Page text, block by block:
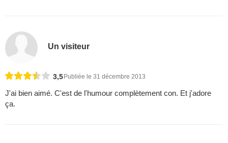
Un visiteur
3,5Publiée le 31 décembre 2013
J'ai bien aimé. C'est de l'humour complètement con. Et j'adore
ça.